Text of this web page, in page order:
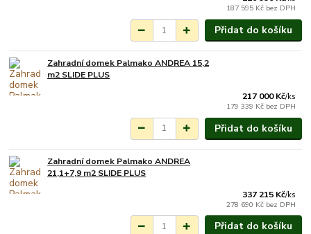
187 595 Kč bez DPH
Přidat do košíku
Zahradní domek Palmako ANDREA 15,2
m2 SLIDE PLUS
217 000 Kč/ks
179 339 Kč bez DPH
Přidat do košíku
Zahradní domek Palmako ANDREA
21,1+7,9 m2 SLIDE PLUS
337 215 Kč/ks
278 690 Kč bez DPH
Přidat do košíku